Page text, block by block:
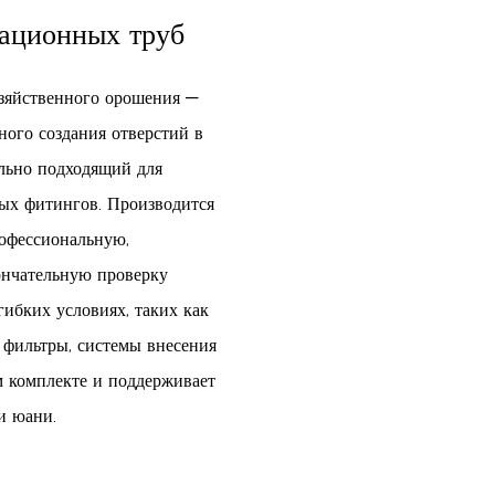
труб
орошения —
создания отверстий в
подходящий для
фитингов. Производится
проверку
условиях, таких как
системы внесения
и поддерживает
юани.